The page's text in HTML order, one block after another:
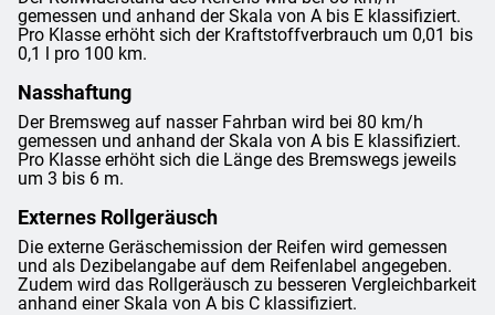
gemessen und anhand der Skala von A bis E klassifiziert.
Pro Klasse erhöht sich der Kraftstoffverbrauch um 0,01 bis
0,1 l pro 100 km.
Nasshaftung
Der Bremsweg auf nasser Fahrban wird bei 80 km/h
gemessen und anhand der Skala von A bis E klassifiziert.
Pro Klasse erhöht sich die Länge des Bremswegs jeweils
um 3 bis 6 m.
Externes Rollgeräusch
Die externe Geräschemission der Reifen wird gemessen
und als Dezibelangabe auf dem Reifenlabel angegeben.
Zudem wird das Rollgeräusch zu besseren Vergleichbarkeit
anhand einer Skala von A bis C klassifiziert.